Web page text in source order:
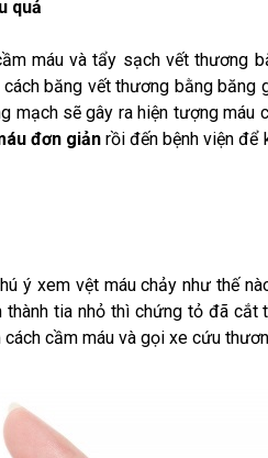
quả
máu và tẩy sạch vết thương
băng vết thương bằng băng
mạch sẽ gây ra hiện tượng máu
đơn giản rồi đến bệnh viện để
ý xem vệt máu chảy như thế
tia nhỏ thì chứng tỏ đã cắt
cầm máu và gọi xe cứu